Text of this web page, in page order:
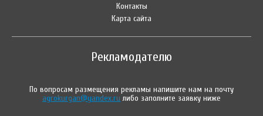
Контакты
Карта сайта
Рекламодателю
По вопросам размещения рекламы напишите нам на почту
agrokurgan@yandex.ru либо заполните заявку ниже